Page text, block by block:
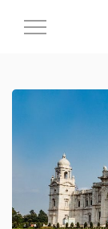
Cambiar